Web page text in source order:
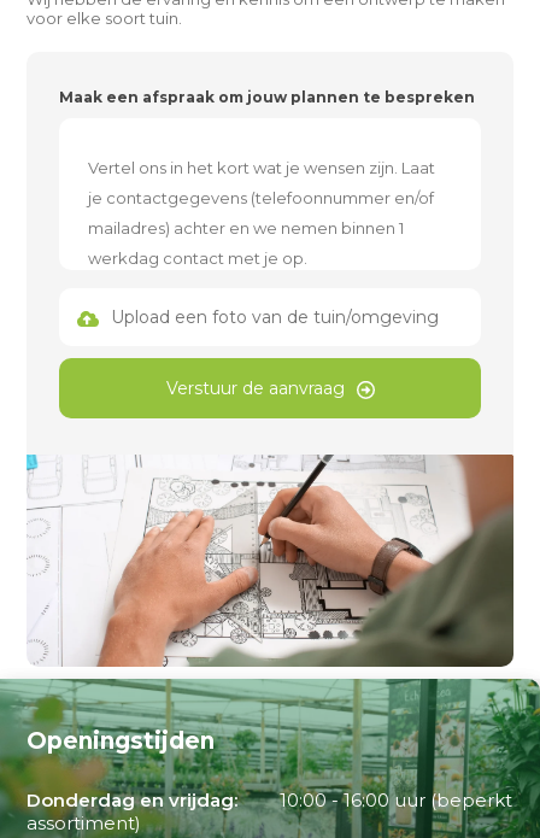
voor elke soort tuin.
Maak een afspraak om jouw plannen te bespreken
Upload een foto van de tuin/omgeving
Verstuur de aanvraag
Openingstijden
Donderdag en vrijdag:
10:00 - 16:00 uur (beperkt
assortiment)